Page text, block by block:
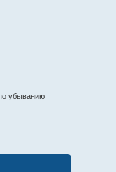
убыванию